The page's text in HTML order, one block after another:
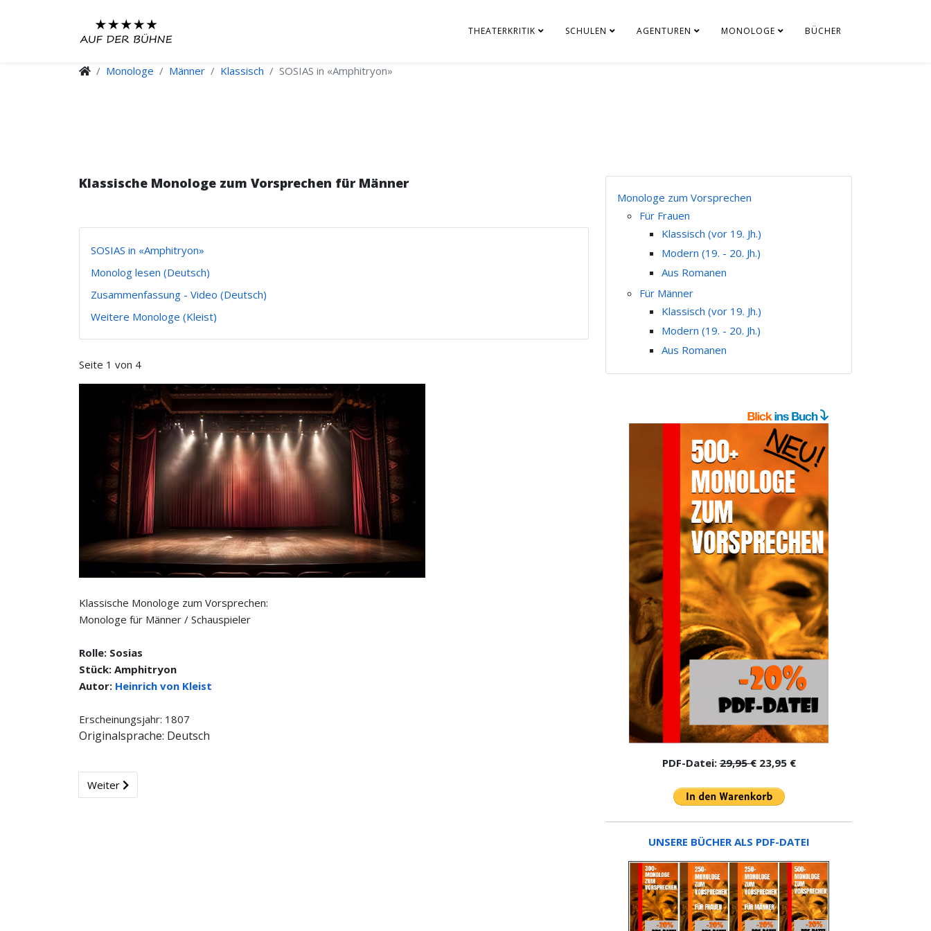
THEATERKRITIK SCHULEN AGENTUREN MONOLOGE BÜCHER
Monologe Männer Klassisch SOSIAS in «Amphitryon»
Klassische Monologe zum Vorsprechen für Männer
SOSIAS in «Amphitryon»
Monolog lesen (Deutsch)
Zusammenfassung - Video (Deutsch)
Weitere Monologe (Kleist)
Seite 1 von 4
Klassische Monologe zum Vorsprechen:
Monologe für Männer / Schauspieler
Rolle: Sosias
Stück: Amphitryon
Autor: Heinrich von Kleist
Erscheinungsjahr: 1807
Originalsprache: Deutsch
Weiter
Monologe zum Vorsprechen
Für Frauen
Klassisch (vor 19. Jh.)
Modern (19. - 20. Jh.)
Aus Romanen
Für Männer
Klassisch (vor 19. Jh.)
Modern (19. - 20. Jh.)
Aus Romanen
PDF-Datei:29,95 €23,95 €
UNSERE BÜCHER ALS PDF-DATEI